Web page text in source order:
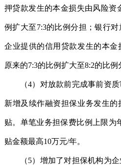
押贷款发生的本金损失由风险资
例扩大至7:3的比例分担；银行
企业提供的信用贷款发生的本
原来的7:3的比例扩大至8:2的比例
（4）对放款前完成事前资
新增及续作融资担保业务发生
贴。单笔业务担保费比例上限为
贴金额最高10万元/年。
（5）增加了对担保机构为